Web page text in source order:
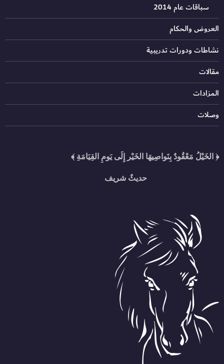
سباقات عام 2014
العروض والحكام
نشاطات ودورات تدريبية
مقالات
المزادات
وصلات
﴿ الخَيْلُ مَعْقُودٌ بِنَواصِيهَا الخَيْر إِلَى يَومِ القِيَامَةِ ﴾
حديثٌ شريف